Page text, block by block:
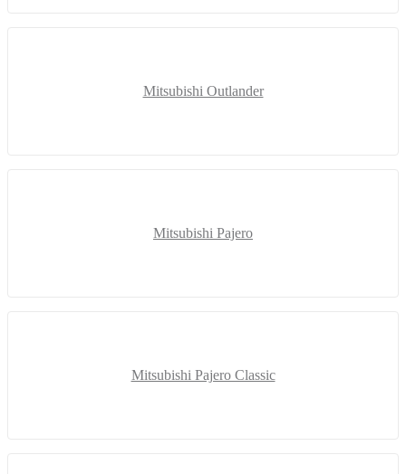
Mitsubishi Outlander
Mitsubishi Pajero
Mitsubishi Pajero Classic